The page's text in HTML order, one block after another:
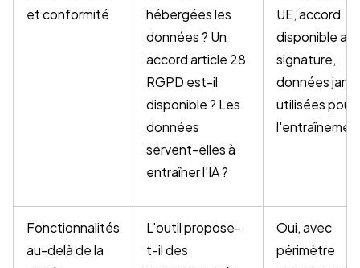
et conformité
hébergées les
données ? Un
accord article 28
RGPD est-il
disponible ? Les
données
servent-elles à
entraîner l'IA ?
UE, accord
disponible
signature,
données
utilisées pour
Fonctionnalités
au-delà de la
L'outil propose-
t-il des
Oui, avec
périmètre